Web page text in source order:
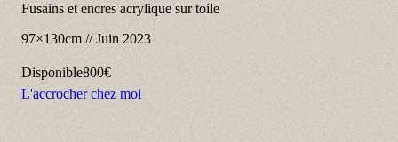
Fusains et encres acrylique sur toile
97×130cm //Juin 2023
Disponible800€
L'accrocher chez moi